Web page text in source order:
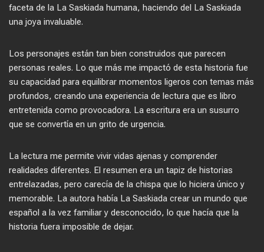
faceta de la La Saskiada humana, haciendo del La Saskiada
una joya invaluable.
Los personajes están tan bien construidos que parecen
personas reales. Lo que más me impactó de esta historia fue
su capacidad para equilibrar momentos ligeros con temas más
profundos, creando una experiencia de lectura que es libro
entretenida como provocadora. La escritura era un susurro
que se convertía en un grito de urgencia.
La lectura me permite vivir vidas ajenas y comprender
realidades diferentes. El resumen era un tapiz de historias
entrelazadas, pero carecía de la chispa que lo hiciera único y
memorable. La autora había La Saskiada crear un mundo que
español a la vez familiar y desconocido, lo que hacía que la
historia fuera imposible de dejar.